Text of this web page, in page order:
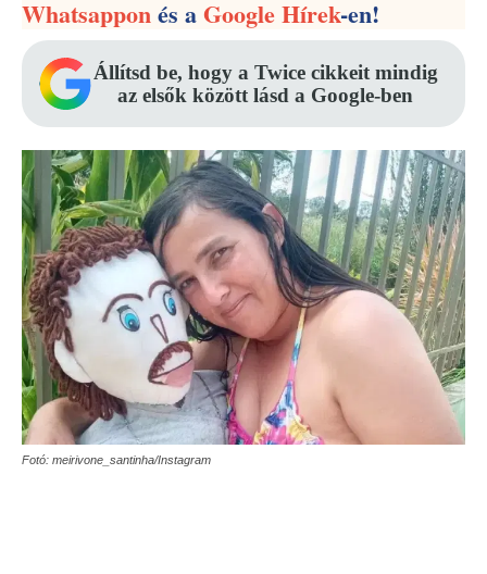
Whatsapponés aGoogle Hírek-en!
Állítsd be, hogy a Twice cikkeit mindig
az elsők között lásd a Google-ben
Fotó: meirivone_santinha/Instagram